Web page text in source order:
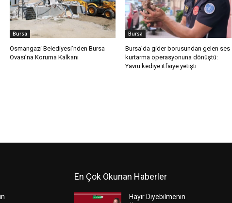
Bursa
Osmangazi Belediyesi’nden Bursa
Ovası’na Koruma Kalkanı
Bursa
Bursa’da gider borusundan gelen ses
kurtarma operasyonuna dönüştü:
Yavru kediye itfaiye yetişti
En Çok Okunan Haberler
Hayır Diyebilmenin